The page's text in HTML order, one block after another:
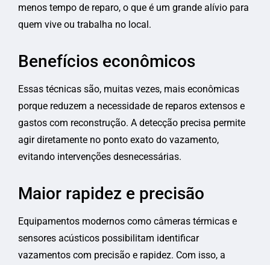
menos tempo de reparo, o que é um grande alívio para
quem vive ou trabalha no local.
Benefícios econômicos
Essas técnicas são, muitas vezes, mais econômicas
porque reduzem a necessidade de reparos extensos e
gastos com reconstrução. A detecção precisa permite
agir diretamente no ponto exato do vazamento,
evitando intervenções desnecessárias.
Maior rapidez e precisão
Equipamentos modernos como câmeras térmicas e
sensores acústicos possibilitam identificar
vazamentos com precisão e rapidez. Com isso, a